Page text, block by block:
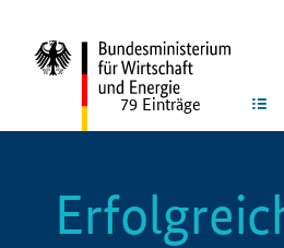
79 Einträge